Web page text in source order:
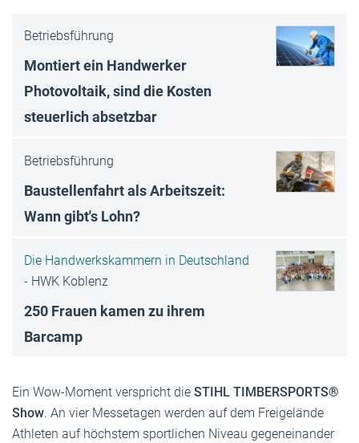
Betriebsführung
Montiert ein Handwerker
Photovoltaik, sind die Kosten
steuerlich absetzbar
Betriebsführung
Baustellenfahrt als Arbeitszeit:
Wann gibt's Lohn?
Die Handwerkskammern in Deutschland
- HWK Koblenz
250 Frauen kamen zu ihrem
Barcamp
Ein Wow-Moment verspricht die STIHL TIMBERSPORTS®
Show. An vier Messetagen werden auf dem Freigelände
Athleten auf höchstem sportlichen Niveau gegeneinander